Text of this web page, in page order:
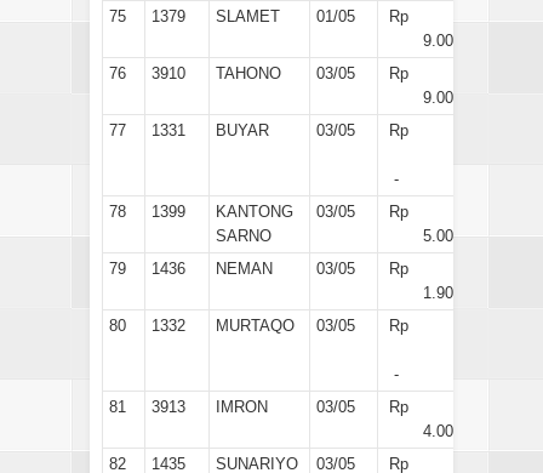
75
1379 SLAMET 01/05
Rp
9.000
76
3910 TAHONO 03/05
Rp
9.000
77
1331 BUYAR 03/05 Rp
-
78
1399
KANTONG
SARNO
03/05
Rp
5.000
79
1436 NEMAN 03/05
Rp
1.900
80
1332 MURTAQO 03/05 Rp
-
81
3913 IMRON 03/05
Rp
4.000
82
1435 SUNARIYO 03/05 Rp